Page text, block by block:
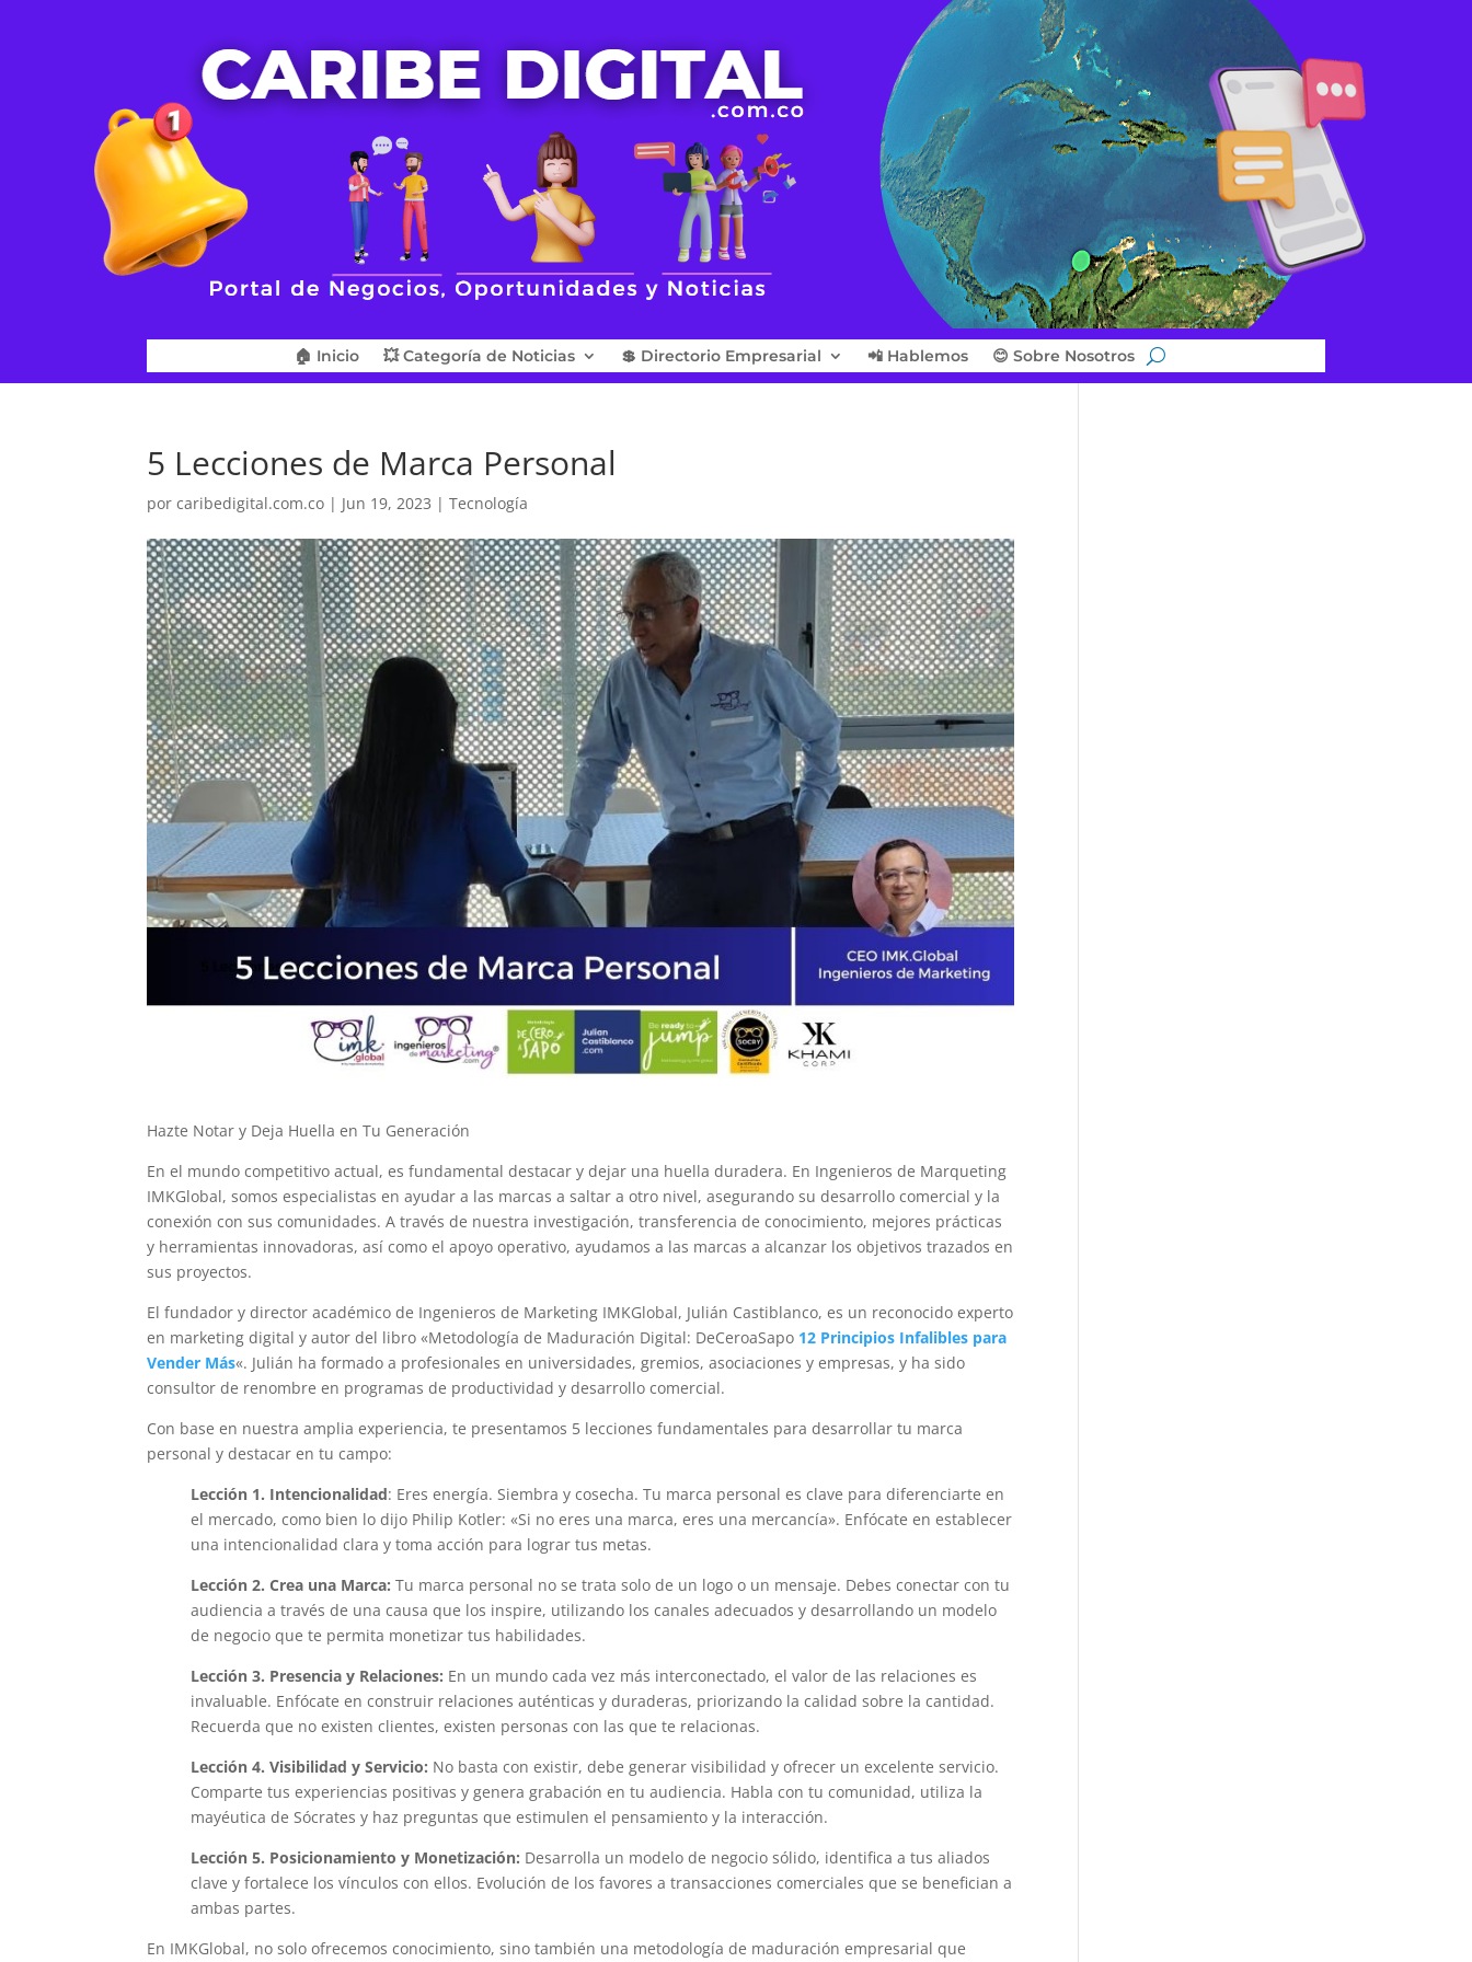
🏠 Inicio 💥 Categoría de Noticias 💲 Directorio Empresarial 📲 Hablemos 😊 Sobre Nosotros
5 Lecciones de Marca Personal
porcaribedigital.com.co | Jun 19, 2023 |Tecnología
Hazte Notar y Deja Huella en Tu Generación
En el mundo competitivo actual, es fundamental destacar y dejar una huella duradera. En Ingenieros de Marqueting
IMKGlobal, somos especialistas en ayudar a las marcas a saltar a otro nivel, asegurando su desarrollo comercial y la
conexión con sus comunidades. A través de nuestra investigación, transferencia de conocimiento, mejores prácticas
y herramientas innovadoras, así como el apoyo operativo, ayudamos a las marcas a alcanzar los objetivos trazados en
sus proyectos.
El fundador y director académico de Ingenieros de Marketing IMKGlobal, Julián Castiblanco, es un reconocido experto
en marketing digital y autor del libro «Metodología de Maduración Digital: DeCeroaSapo 12 Principios Infalibles para
Vender Más«. Julián ha formado a profesionales en universidades, gremios, asociaciones y empresas, y ha sido
consultor de renombre en programas de productividad y desarrollo comercial.
Con base en nuestra amplia experiencia, te presentamos 5 lecciones fundamentales para desarrollar tu marca
personal y destacar en tu campo:
Lección 1. Intencionalidad: Eres energía. Siembra y cosecha. Tu marca personal es clave para diferenciarte en
el mercado, como bien lo dijo Philip Kotler: «Si no eres una marca, eres una mercancía». Enfócate en establecer
una intencionalidad clara y toma acción para lograr tus metas.
Lección 2. Crea una Marca: Tu marca personal no se trata solo de un logo o un mensaje. Debes conectar con tu
audiencia a través de una causa que los inspire, utilizando los canales adecuados y desarrollando un modelo
de negocio que te permita monetizar tus habilidades.
Lección 3. Presencia y Relaciones: En un mundo cada vez más interconectado, el valor de las relaciones es
invaluable. Enfócate en construir relaciones auténticas y duraderas, priorizando la calidad sobre la cantidad.
Recuerda que no existen clientes, existen personas con las que te relacionas.
Lección 4. Visibilidad y Servicio: No basta con existir, debe generar visibilidad y ofrecer un excelente servicio.
Comparte tus experiencias positivas y genera grabación en tu audiencia. Habla con tu comunidad, utiliza la
mayéutica de Sócrates y haz preguntas que estimulen el pensamiento y la interacción.
Lección 5. Posicionamiento y Monetización: Desarrolla un modelo de negocio sólido, identifica a tus aliados
clave y fortalece los vínculos con ellos. Evolución de los favores a transacciones comerciales que se benefician a
ambas partes.
En IMKGlobal, no solo ofrecemos conocimiento, sino también una metodología de maduración empresarial que